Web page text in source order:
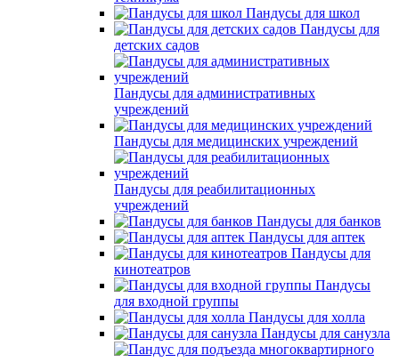
Пандусы для школ
Пандусы для
детских садов
Пандусы для административных
учреждений
Пандусы для медицинских учреждений
Пандусы для реабилитационных
учреждений
Пандусы для банков
Пандусы для аптек
Пандусы для
кинотеатров
Пандусы
для входной группы
Пандусы для холла
Пандусы для санузла